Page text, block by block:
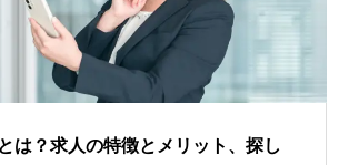
は？求人の特徴とメリット、探し